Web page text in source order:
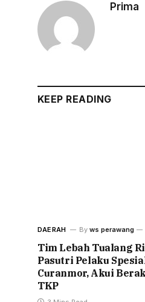
Prima
KEEP READING
DAERAH By ws perawang
Tim Lebah Tualang
Pasutri Pelaku
Curanmor, Akui
TKP